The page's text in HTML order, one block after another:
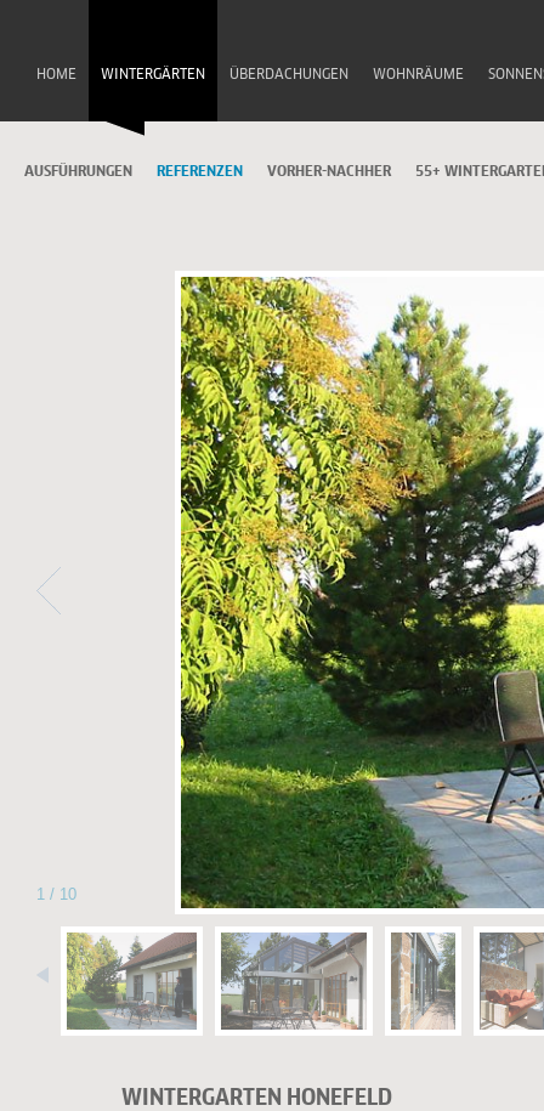
HOME WINTERGÄRTEN ÜBERDACHUNGEN WOHNRÄUME
AUSFÜHRUNGEN REFERENZEN VORHER-NACHHER 55+
1 / 10
WINTERGARTEN HONEFELD